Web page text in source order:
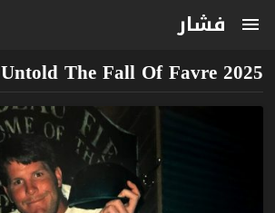
فشار
Untold The Fall Of Favre 2025